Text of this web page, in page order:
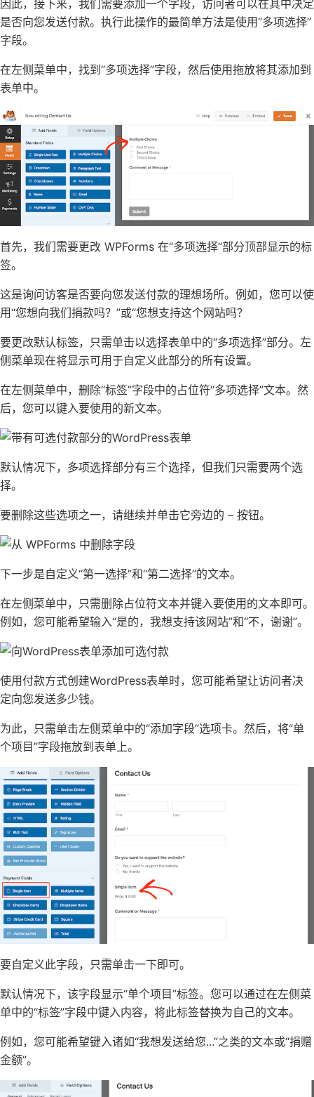
因此，接下来，我们需要添加一个字段，访问者可以在其中决定
是否向您发送付款。执行此操作的最简单方法是使用“多项选择”
字段。
在左侧菜单中，找到“多项选择”字段，然后使用拖放将其添加到
表单中。
首先，我们需要更改 WPForms 在“多项选择”部分顶部显示的标
签。
这是询问访客是否要向您发送付款的理想场所。例如，您可以使
用“您想向我们捐款吗？”或“您想支持这个网站吗？
要更改默认标签，只需单击以选择表单中的“多项选择”部分。左
侧菜单现在将显示可用于自定义此部分的所有设置。
在左侧菜单中，删除“标签”字段中的占位符“多项选择”文本。然
后，您可以键入要使用的新文本。
默认情况下，多项选择部分有三个选择，但我们只需要两个选
择。
要删除这些选项之一，请继续并单击它旁边的 – 按钮。
下一步是自定义“第一选择”和“第二选择”的文本。
在左侧菜单中，只需删除占位符文本并键入要使用的文本即可。
例如，您可能希望输入“是的，我想支持该网站”和“不，谢谢”。
使用付款方式创建WordPress表单时，您可能希望让访问者决
定向您发送多少钱。
为此，只需单击左侧菜单中的“添加字段”选项卡。然后，将“单
个项目”字段拖放到表单上。
要自定义此字段，只需单击一下即可。
默认情况下，该字段显示“单个项目”标签。您可以通过在左侧菜
单中的“标签”字段中键入内容，将此标签替换为自己的文本。
例如，您可能希望键入诸如“我想发送给您...”之类的文本或“捐赠
金额”。